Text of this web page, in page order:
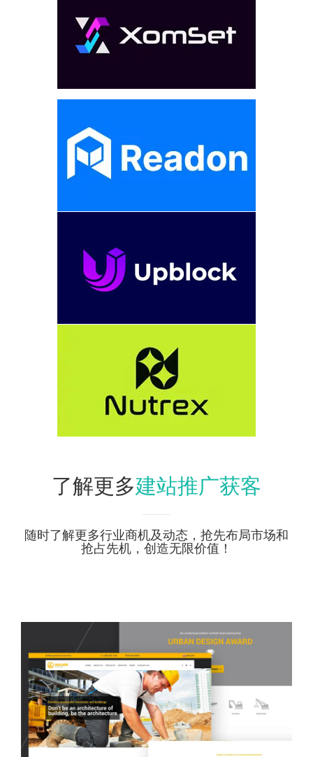
了解更多建站推广获客
随时了解更多行业商机及动态，抢先布局市场和
抢占先机，创造无限价值！